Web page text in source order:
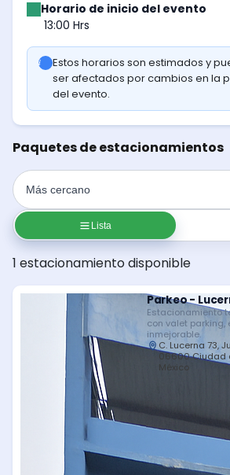
Horario de inicio del evento
13:00 Hrs
Estos horarios son estimados y
ser afectados por cambios en la
del evento.
Paquetes de estacionamientos
Lista
1 estacionamiento disponible
Parkeo -
Estacionamiento
con valet parking,
inmejorable.
C. Lucerna 73,
06600 Ciudad
México